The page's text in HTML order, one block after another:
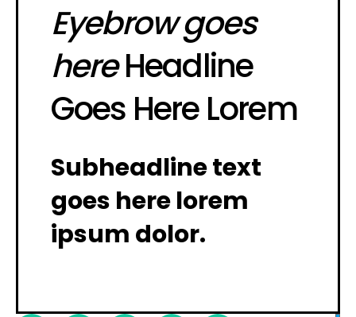
Eyebrow goes
hereHeadline
Goes Here Lorem
Subheadline text
goes here lorem
ipsum dolor.